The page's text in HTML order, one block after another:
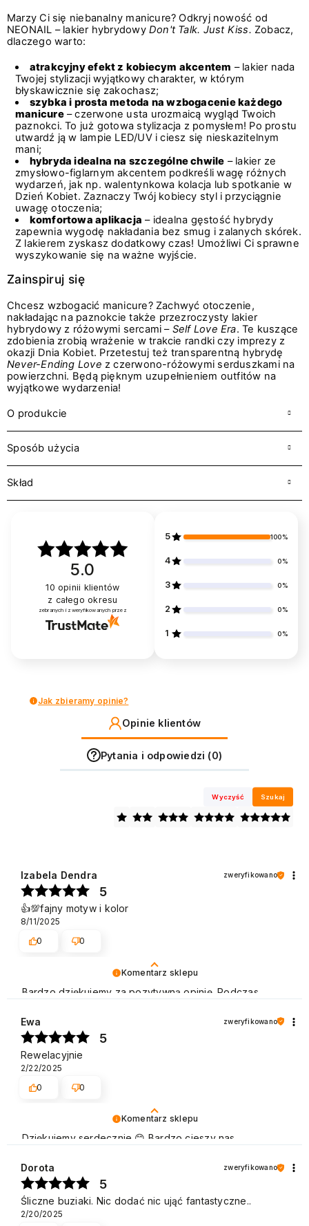
Marzy Ci się niebanalny manicure? Odkryj nowość od
NEONAIL – lakier hybrydowy Don't Talk. Just Kiss. Zobacz,
dlaczego warto:
atrakcyjny efekt z kobiecym akcentem – lakier nada
Twojej stylizacji wyjątkowy charakter, w którym
błyskawicznie się zakochasz;
szybka i prosta metoda na wzbogacenie każdego
manicure– czerwone usta urozmaicą wygląd Twoich
paznokci. To już gotowa stylizacja z pomysłem! Po prostu
utwardź ją w lampie LED/UV i ciesz się nieskazitelnym
mani;
hybryda idealna na szczególne chwile – lakier ze
zmysłowo-figlarnym akcentem podkreśli wagę różnych
wydarzeń, jak np. walentynkowa kolacja lub spotkanie w
Dzień Kobiet. Zaznaczy Twój kobiecy styl i przyciągnie
uwagę otoczenia;
komfortowa aplikacja – idealna gęstość hybrydy
zapewnia wygodę nakładania bez smug i zalanych skórek.
Z lakierem zyskasz dodatkowy czas! Umożliwi Ci sprawne
wyszykowanie się na ważne wyjście.
Zainspiruj się
Chcesz wzbogacić manicure? Zachwyć otoczenie,
nakładając na paznokcie także przezroczysty lakier
hybrydowy z różowymi sercami – Self Love Era. Te kuszące
zdobienia zrobią wrażenie w trakcie randki czy imprezy z
okazji Dnia Kobiet. Przetestuj też transparentną hybrydę
Never-Ending Love z czerwono-różowymi serduszkami na
powierzchni. Będą pięknym uzupełnieniem outfitów na
wyjątkowe wydarzenia!
O produkcie
Sposób użycia
Skład
5.0
10 opinii klientów
z całego okresu
zebranych i zweryfikowanych przez
5 100%
4 0%
3 0%
2 0%
1 0%
Jak zbieramy opinie?
Opinie klientów
Pytania i odpowiedzi (0)
Wyczyść Szukaj
Komentarz sklepu
Bardzo dziękujemy za pozytywną opinię. Podczas
Klienta. Cieszymy się, że spełniliśmy Pani oczekiwania.
Zapraszamy do ponownego skorzystania z naszej
oferty. Pozdrawiamy
Izabela Dendra zweryfikowano
5
👍️💯fajny motyw i kolor
8/11/2025
0
0
Komentarz sklepu
Dziękujemy serdecznie 😊 Bardzo cieszy nas
Pozdrawiamy
Ewa zweryfikowano
5
Rewelacyjnie
2/22/2025
0
0
Dorota zweryfikowano
5
Śliczne buziaki. Nic dodać nic ująć fantastyczne..
2/20/2025